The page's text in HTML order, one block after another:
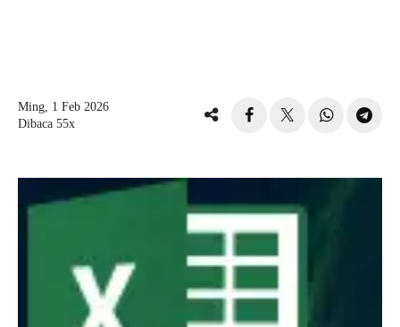
Ming, 1 Feb 2026
Dibaca 55x